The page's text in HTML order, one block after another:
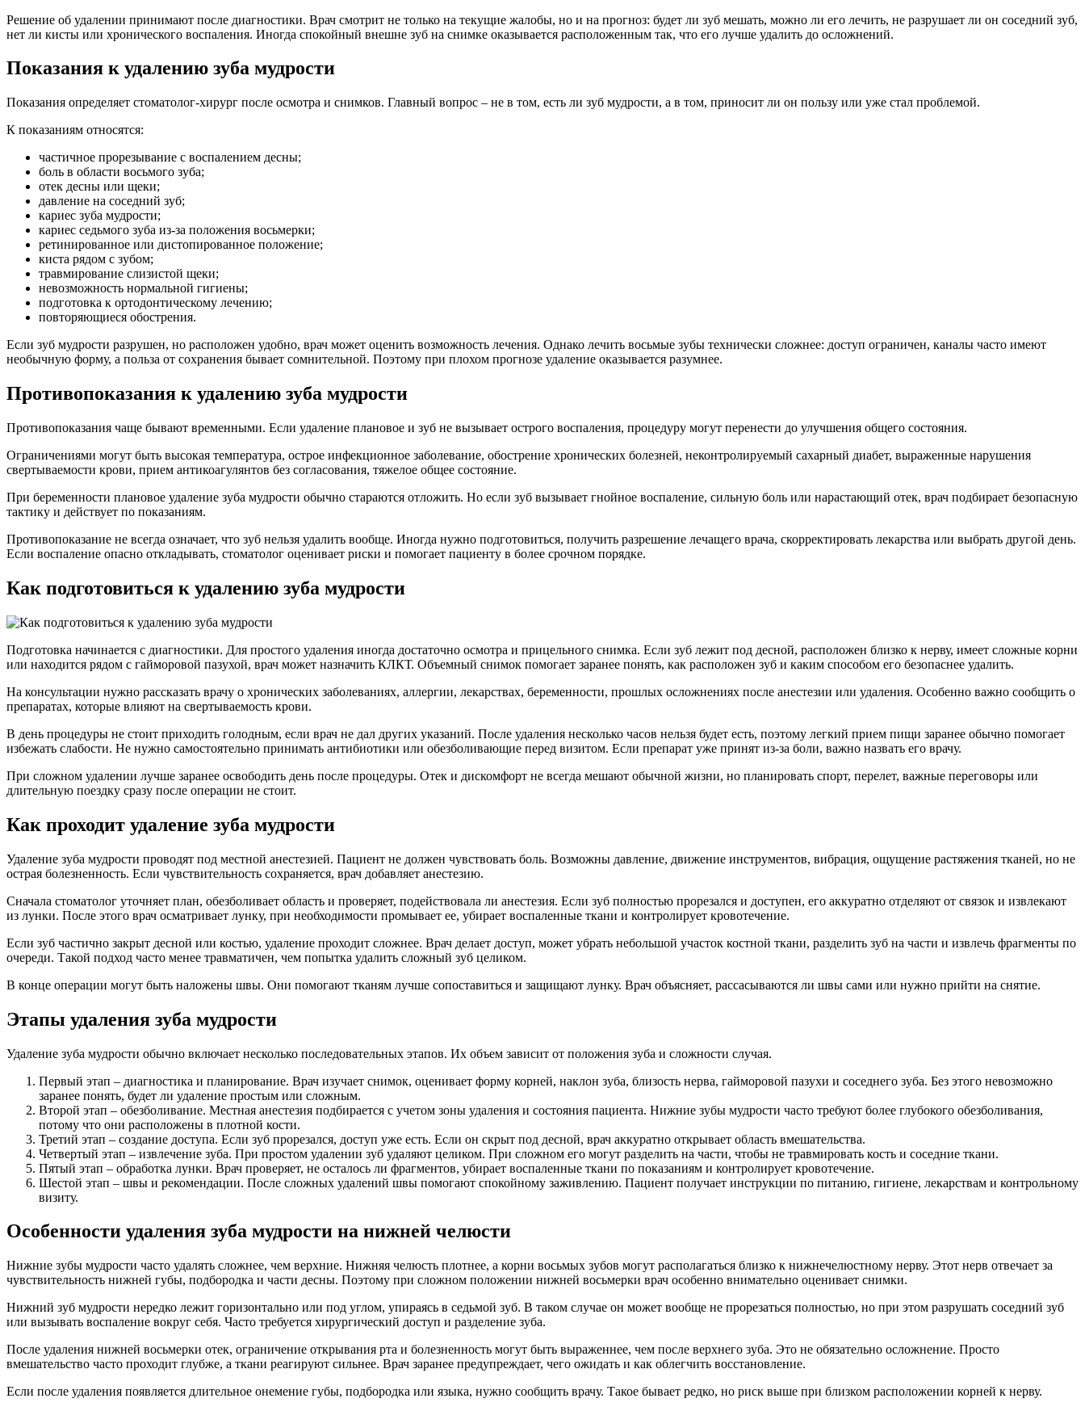
Решение об удалении принимают после диагностики. Врач смотрит не только на текущие жалобы, но и на прогноз: будет ли зуб мешать, можно ли его лечить, не разрушает ли он соседний зуб,
нет ли кисты или хронического воспаления. Иногда спокойный внешне зуб на снимке оказывается расположенным так, что его лучше удалить до осложнений.
Показания к удалению зуба мудрости
Показания определяет стоматолог-хирург после осмотра и снимков. Главный вопрос – не в том, есть ли зуб мудрости, а в том, приносит ли он пользу или уже стал проблемой.
К показаниям относятся:
частичное прорезывание с воспалением десны;
боль в области восьмого зуба;
отек десны или щеки;
давление на соседний зуб;
кариес зуба мудрости;
кариес седьмого зуба из-за положения восьмерки;
ретинированное или дистопированное положение;
киста рядом с зубом;
травмирование слизистой щеки;
невозможность нормальной гигиены;
подготовка к ортодонтическому лечению;
повторяющиеся обострения.
Если зуб мудрости разрушен, но расположен удобно, врач может оценить возможность лечения. Однако лечить восьмые зубы технически сложнее: доступ ограничен, каналы часто имеют
необычную форму, а польза от сохранения бывает сомнительной. Поэтому при плохом прогнозе удаление оказывается разумнее.
Противопоказания к удалению зуба мудрости
Противопоказания чаще бывают временными. Если удаление плановое и зуб не вызывает острого воспаления, процедуру могут перенести до улучшения общего состояния.
Ограничениями могут быть высокая температура, острое инфекционное заболевание, обострение хронических болезней, неконтролируемый сахарный диабет, выраженные нарушения
свертываемости крови, прием антикоагулянтов без согласования, тяжелое общее состояние.
При беременности плановое удаление зуба мудрости обычно стараются отложить. Но если зуб вызывает гнойное воспаление, сильную боль или нарастающий отек, врач подбирает безопасную
тактику и действует по показаниям.
Противопоказание не всегда означает, что зуб нельзя удалить вообще. Иногда нужно подготовиться, получить разрешение лечащего врача, скорректировать лекарства или выбрать другой день.
Если воспаление опасно откладывать, стоматолог оценивает риски и помогает пациенту в более срочном порядке.
Как подготовиться к удалению зуба мудрости
Подготовка начинается с диагностики. Для простого удаления иногда достаточно осмотра и прицельного снимка. Если зуб лежит под десной, расположен близко к нерву, имеет сложные корни
или находится рядом с гайморовой пазухой, врач может назначить КЛКТ. Объемный снимок помогает заранее понять, как расположен зуб и каким способом его безопаснее удалить.
На консультации нужно рассказать врачу о хронических заболеваниях, аллергии, лекарствах, беременности, прошлых осложнениях после анестезии или удаления. Особенно важно сообщить о
препаратах, которые влияют на свертываемость крови.
В день процедуры не стоит приходить голодным, если врач не дал других указаний. После удаления несколько часов нельзя будет есть, поэтому легкий прием пищи заранее обычно помогает
избежать слабости. Не нужно самостоятельно принимать антибиотики или обезболивающие перед визитом. Если препарат уже принят из-за боли, важно назвать его врачу.
При сложном удалении лучше заранее освободить день после процедуры. Отек и дискомфорт не всегда мешают обычной жизни, но планировать спорт, перелет, важные переговоры или
длительную поездку сразу после операции не стоит.
Как проходит удаление зуба мудрости
Удаление зуба мудрости проводят под местной анестезией. Пациент не должен чувствовать боль. Возможны давление, движение инструментов, вибрация, ощущение растяжения тканей, но не
острая болезненность. Если чувствительность сохраняется, врач добавляет анестезию.
Сначала стоматолог уточняет план, обезболивает область и проверяет, подействовала ли анестезия. Если зуб полностью прорезался и доступен, его аккуратно отделяют от связок и извлекают
из лунки. После этого врач осматривает лунку, при необходимости промывает ее, убирает воспаленные ткани и контролирует кровотечение.
Если зуб частично закрыт десной или костью, удаление проходит сложнее. Врач делает доступ, может убрать небольшой участок костной ткани, разделить зуб на части и извлечь фрагменты по
очереди. Такой подход часто менее травматичен, чем попытка удалить сложный зуб целиком.
В конце операции могут быть наложены швы. Они помогают тканям лучше сопоставиться и защищают лунку. Врач объясняет, рассасываются ли швы сами или нужно прийти на снятие.
Этапы удаления зуба мудрости
Удаление зуба мудрости обычно включает несколько последовательных этапов. Их объем зависит от положения зуба и сложности случая.
Первый этап – диагностика и планирование. Врач изучает снимок, оценивает форму корней, наклон зуба, близость нерва, гайморовой пазухи и соседнего зуба. Без этого невозможно
заранее понять, будет ли удаление простым или сложным.
Второй этап – обезболивание. Местная анестезия подбирается с учетом зоны удаления и состояния пациента. Нижние зубы мудрости часто требуют более глубокого обезболивания,
потому что они расположены в плотной кости.
Третий этап – создание доступа. Если зуб прорезался, доступ уже есть. Если он скрыт под десной, врач аккуратно открывает область вмешательства.
Четвертый этап – извлечение зуба. При простом удалении зуб удаляют целиком. При сложном его могут разделить на части, чтобы не травмировать кость и соседние ткани.
Пятый этап – обработка лунки. Врач проверяет, не осталось ли фрагментов, убирает воспаленные ткани по показаниям и контролирует кровотечение.
Шестой этап – швы и рекомендации. После сложных удалений швы помогают спокойному заживлению. Пациент получает инструкции по питанию, гигиене, лекарствам и контрольному
визиту.
Особенности удаления зуба мудрости на нижней челюсти
Нижние зубы мудрости часто удалять сложнее, чем верхние. Нижняя челюсть плотнее, а корни восьмых зубов могут располагаться близко к нижнечелюстному нерву. Этот нерв отвечает за
чувствительность нижней губы, подбородка и части десны. Поэтому при сложном положении нижней восьмерки врач особенно внимательно оценивает снимки.
Нижний зуб мудрости нередко лежит горизонтально или под углом, упираясь в седьмой зуб. В таком случае он может вообще не прорезаться полностью, но при этом разрушать соседний зуб
или вызывать воспаление вокруг себя. Часто требуется хирургический доступ и разделение зуба.
После удаления нижней восьмерки отек, ограничение открывания рта и болезненность могут быть выраженнее, чем после верхнего зуба. Это не обязательно осложнение. Просто
вмешательство часто проходит глубже, а ткани реагируют сильнее. Врач заранее предупреждает, чего ожидать и как облегчить восстановление.
Если после удаления появляется длительное онемение губы, подбородка или языка, нужно сообщить врачу. Такое бывает редко, но риск выше при близком расположении корней к нерву.